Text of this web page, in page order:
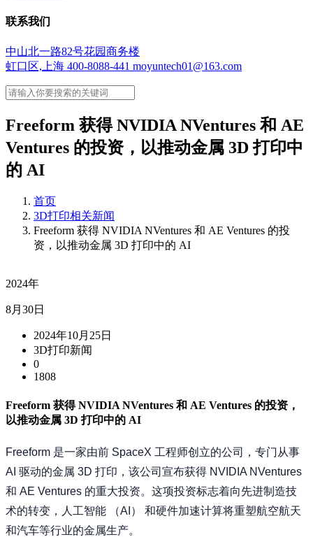
联系我们
中山北一路82号花园商务楼
虹口区,上海 400-8088-441 moyuntech01@163.com
Freeform 获得 NVIDIA NVentures 和 AE
Ventures 的投资，以推动金属 3D 打印中
的 AI
首页
3D打印相关新闻
Freeform 获得 NVIDIA NVentures 和 AE Ventures 的投
资，以推动金属 3D 打印中的 AI
2024年
8月30日
2024年10月25日
3D打印新闻
0
1808
Freeform 获得 NVIDIA NVentures 和 AE Ventures 的投资，
以推动金属 3D 打印中的 AI
Freeform 是一家由前 SpaceX 工程师创立的公司，专门从事
AI 驱动的金属 3D 打印，该公司宣布获得 NVIDIA NVentures
和 AE Ventures 的重大投资。这项投资标志着向先进制造技
术的转变，人工智能 （AI） 和硬件加速计算将重塑航空航天
和汽车等行业的金属生产。